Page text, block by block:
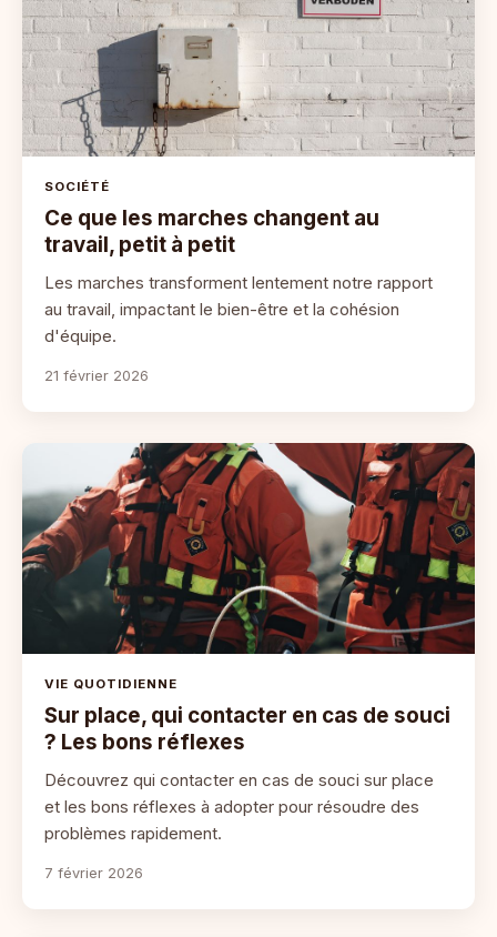
SOCIÉTÉ
Ce que les marches changent au
travail, petit à petit
Les marches transforment lentement notre rapport
au travail, impactant le bien-être et la cohésion
d'équipe.
21 février 2026
VIE QUOTIDIENNE
Sur place, qui contacter en cas de souci
? Les bons réflexes
Découvrez qui contacter en cas de souci sur place
et les bons réflexes à adopter pour résoudre des
problèmes rapidement.
7 février 2026